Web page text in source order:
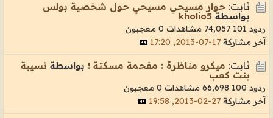
ثابت: حوار مسيحي مسيحي حول شخصية بولس
بواسطة kholio5
ردود 101 74,057 مشاهدات
0 معجبون
آخر مشاركة 17-07-2013, 17:20
ثابت: ميكرو مناظرة : مفحمة مسكتة ! بواسطة نسيبة
بنت كعب
ردود 100 66,698 مشاهدات
0 معجبون
آخر مشاركة 27-02-2013, 19:58